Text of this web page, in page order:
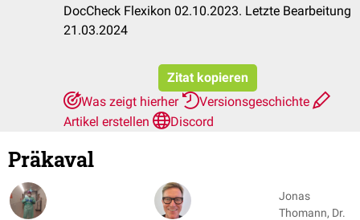
DocCheck Flexikon 02.10.2023. Letzte Bearbeitung
21.03.2024
Zitat kopieren
Was zeigt hierher
Versionsgeschichte
Artikel erstellen
Discord
Präkaval
Jonas
Thomann, Dr.